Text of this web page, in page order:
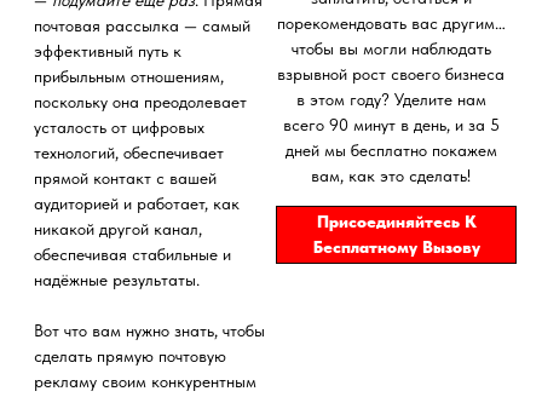
Вот что вам нужно знать, чтобы
сделать прямую почтовую
рекламу своим конкурентным
преимуществом.